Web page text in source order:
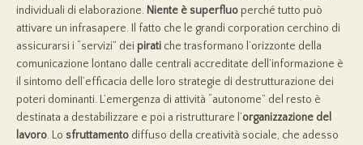
individuali di elaborazione. Niente è superfluo perché tutto può
attivare un infrasapere. Il fatto che le grandi corporation cerchino di
assicurarsi i “servizi” dei pirati che trasformano l’orizzonte della
comunicazione lontano dalle centrali accreditate dell’informazione è
il sintomo dell’efficacia delle loro strategie di destrutturazione dei
poteri dominanti. L’emergenza di attività “autonome” del resto è
destinata a destabilizzare e poi a ristrutturare l’organizzazione del
lavoro. Lo sfruttamento diffuso della creatività sociale, che adesso